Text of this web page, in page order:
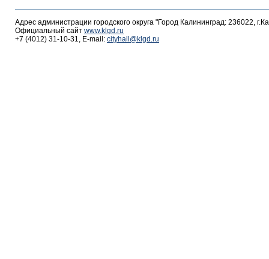
Адрес администрации городского округа "Город Калининград: 236022,
Официальный сайт www.klgd.ru
+7 (4012) 31-10-31, E-mail: cityhall@klgd.ru